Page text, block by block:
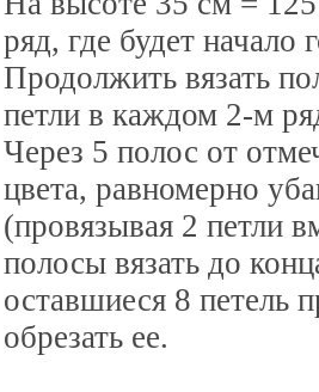
ряд, где будет начало
Продолжить вязать
петли в каждом 2-м
Через 5 полос от
цвета, равномерно
(провязывая 2 петли
полосы вязать до
оставшиеся 8 петель
обрезать ее.